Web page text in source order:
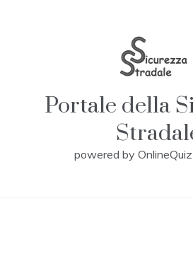
Portale della
powered by